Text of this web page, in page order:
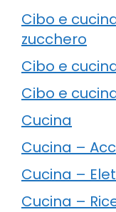
Cibo e
zucchero
Cibo e
Cibo e
Cucina
Cucina –
Cucina –
Cucina –